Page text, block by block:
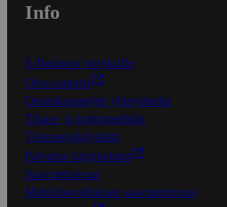
Info
S-Business yrityksille
Oiva-raportit
Osuuskauppojen yhteystiedot
Tilaus- ja toimitusehdot
Tietosuojakäytäntö
Palvelun käyttöehdot
Saavutettavuus
Mobiilisovelluksen saavutettavuus